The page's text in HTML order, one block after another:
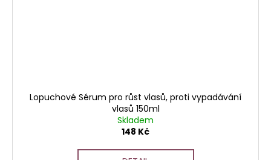
Lopuchové Sérum pro růst vlasů, proti vypadávání
vlasů 150ml
Skladem
148 Kč